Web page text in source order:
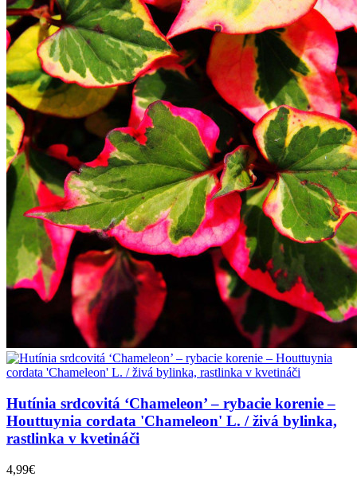
Hutínia srdcovitá ‘Chameleon’ – rybacie korenie –
Houttuynia cordata 'Chameleon' L. / živá bylinka,
rastlinka v kvetináči
4,99€